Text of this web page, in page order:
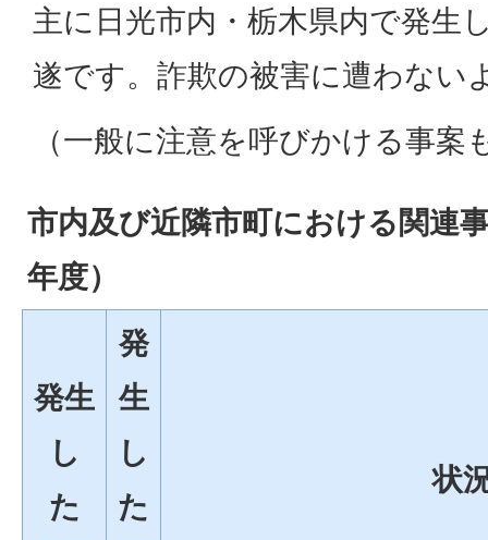
主に日光市内・栃木県内で発生
遂です。詐欺の被害に遭わない
（一般に注意を呼びかける事
市内及び近隣市町における関連
年度）
発生
し
た
発
生
し
た
状